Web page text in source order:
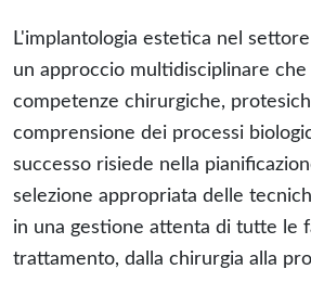
L'implantologia estetica nel
un approccio multidisciplinare
competenze chirurgiche,
comprensione dei processi
successo risiede nella
selezione appropriata delle
in una gestione attenta di tutte le
trattamento, dalla chirurgia alla